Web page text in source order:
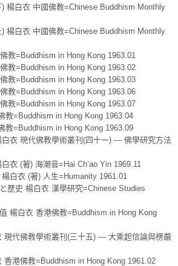
楊白衣 中國佛教=Chinese Buddhism Monthly
楊白衣 中國佛教=Chinese Buddhism Monthly
教=Buddhism in Hong Kong 1963.01
教=Buddhism in Hong Kong 1963.02
教=Buddhism in Hong Kong 1963.03
教=Buddhism in Hong Kong 1963.06
教=Buddhism in Hong Kong 1963.07
教=Buddhism in Hong Kong 1963.04
教=Buddhism in Hong Kong 1963.09
衣 現代佛教學術叢刊(四十一) — 佛學研究方法
衣 (著) 海潮音=Hai Ch’ao Yin 1969.11
白衣 (著) 人生=Humanity 1961.01
歷史 楊白衣 漢學研究=Chinese Studies
楊白衣 香港佛教=Buddhism in Hong Kong
現代佛教學術叢刊(三十五) — 大乘起信論與楞嚴
香港佛教=Buddhism in Hong Kong 1961.02